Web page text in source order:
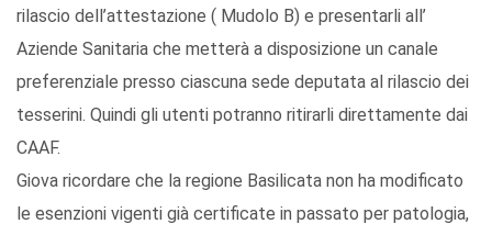
rilascio dell’attestazione ( Mudolo B) e presentarli all’
Aziende Sanitaria che metterà a disposizione un canale
preferenziale presso ciascuna sede deputata al rilascio dei
tesserini. Quindi gli utenti potranno ritirarli direttamente dai
CAAF.
Giova ricordare che la regione Basilicata non ha modificato
le esenzioni vigenti già certificate in passato per patologia,